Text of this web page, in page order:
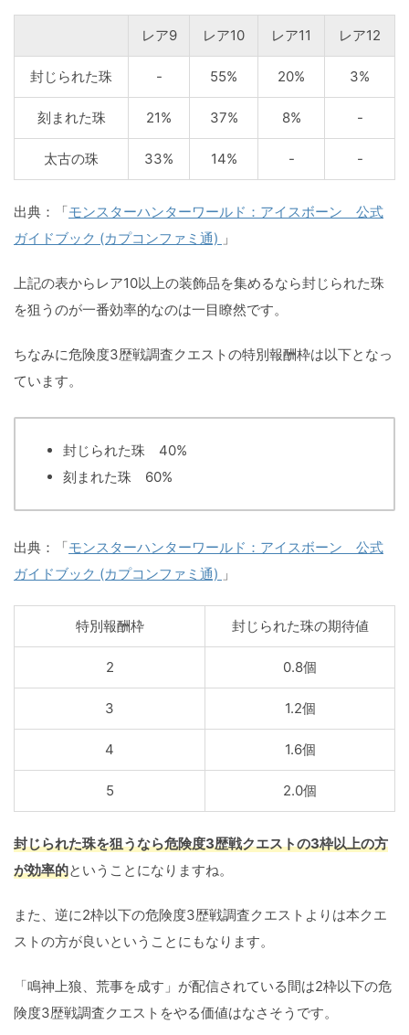
レア9 レア10 レア11 レア12
封じられた珠 - 55% 20% 3%
刻まれた珠 21% 37% 8% -
太古の珠 33% 14% - -
出典：「モンスターハンターワールド：アイスボーン 公式
ガイドブック (カプコンファミ通) 」
上記の表からレア10以上の装飾品を集めるなら封じられた珠
を狙うのが一番効率的なのは一目瞭然です。
ちなみに危険度3歴戦調査クエストの特別報酬枠は以下となっ
ています。
封じられた珠 40%
刻まれた珠 60%
出典：「モンスターハンターワールド：アイスボーン 公式
ガイドブック (カプコンファミ通) 」
特別報酬枠 封じられた珠の期待値
2 0.8個
3 1.2個
4 1.6個
5 2.0個
封じられた珠を狙うなら危険度3歴戦クエストの3枠以上の方
が効率的ということになりますね。
また、逆に2枠以下の危険度3歴戦調査クエストよりは本クエ
ストの方が良いということにもなります。
「鳴神上狼、荒事を成す」が配信されている間は2枠以下の危
険度3歴戦調査クエストをやる価値はなさそうです。